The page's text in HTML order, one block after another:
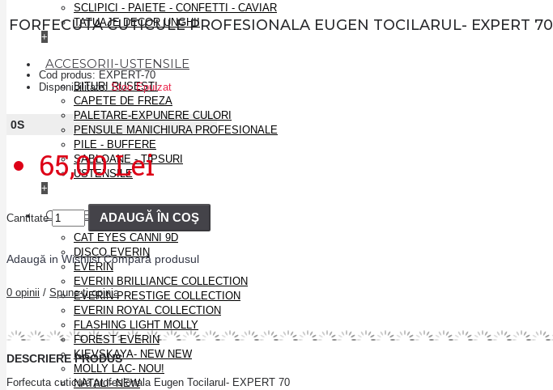
SCLIPICI - PAIETE - CONFETTI - CAVIAR
TATUAJE DECOR UNGHII
+
ACCESORII-USTENSILE
BITURI RUSESTI
CAPETE DE FREZA
PALETARE-EXPUNERE CULORI
PENSULE MANICHIURA PROFESIONALE
PILE - BUFFERE
SABLOANE - TIPSURI
USTENSILE
+
OJA SEMIPERMANENTA
CAT EYES CANNI 9D
DISCO EVERIN
EVERIN
EVERIN BRILLIANCE COLLECTION
EVERIN PRESTIGE COLLECTION
EVERIN ROYAL COLLECTION
FLASHING LIGHT MOLLY
FOREST EVERIN
KIEVSKAYA- NEW NEW
MOLLY LAC- NOU!
NATALI- NEW
FORFECUTA CUTICULE PROFESIONALA EUGEN TOCILARUL- EXPERT 70
Cod produs: EXPERT-70
Disponibilitate: Stoc Epuizat
0S
65,00 Lei
Cantitate ADAUGĂ ÎN COŞ
Adaugă in Wishlist Compară produsul
0 opinii / Spune-ţi opinia
DESCRIERE PRODUS
Forfecuta cuticule profesionala Eugen Tocilarul- EXPERT 70